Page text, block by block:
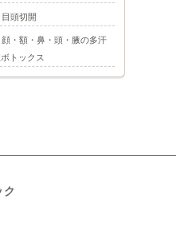
目頭切開
顔・額・鼻・頭・腋の多汗
トックス